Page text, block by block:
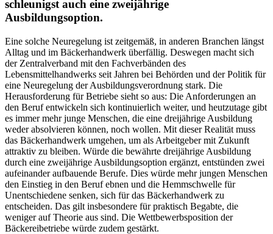
schleunigst auch eine zweijährige
Ausbildungsoption.
Eine solche Neuregelung ist zeitgemäß, in anderen Branchen längst
Alltag und im Bäckerhandwerk überfällig. Deswegen macht sich
der Zentralverband mit den Fachverbänden des
Lebensmittelhandwerks seit Jahren bei Behörden und der Politik für
eine Neuregelung der Ausbildungsverordnung stark. Die
Herausforderung für Betriebe sieht so aus: Die Anforderungen an
den Beruf entwickeln sich kontinuierlich weiter, und heutzutage gibt
es immer mehr junge Menschen, die eine dreijährige Ausbildung
weder absolvieren können, noch wollen. Mit dieser Realität muss
das Bäckerhandwerk umgehen, um als Arbeitgeber mit Zukunft
attraktiv zu bleiben. Würde die bewährte dreijährige Ausbildung
durch eine zweijährige Ausbildungsoption ergänzt, entstünden zwei
aufeinander aufbauende Berufe. Dies würde mehr jungen Menschen
den Einstieg in den Beruf ebnen und die Hemmschwelle für
Unentschiedene senken, sich für das Bäckerhandwerk zu
entscheiden. Das gilt insbesondere für praktisch Begabte, die
weniger auf Theorie aus sind. Die Wettbewerbsposition der
Bäckereibetriebe würde zudem gestärkt.